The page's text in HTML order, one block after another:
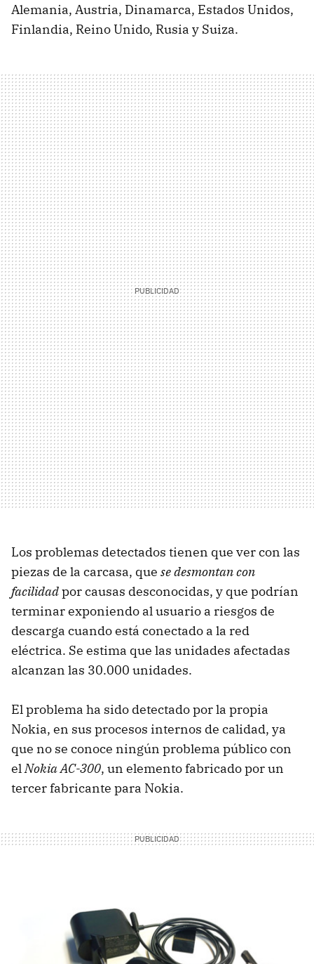
Alemania, Austria, Dinamarca, Estados Unidos,
Finlandia, Reino Unido, Rusia y Suiza.
Los problemas detectados tienen que ver con las
piezas de la carcasa, que se desmontan con
facilidadpor causas desconocidas, y que podrían
terminar exponiendo al usuario a riesgos de
descarga cuando está conectado a la red
eléctrica. Se estima que las unidades afectadas
alcanzan las 30.000 unidades.
El problema ha sido detectado por la propia
Nokia, en sus procesos internos de calidad, ya
que no se conoce ningún problema público con
elNokia AC-300, un elemento fabricado por un
tercer fabricante para Nokia.